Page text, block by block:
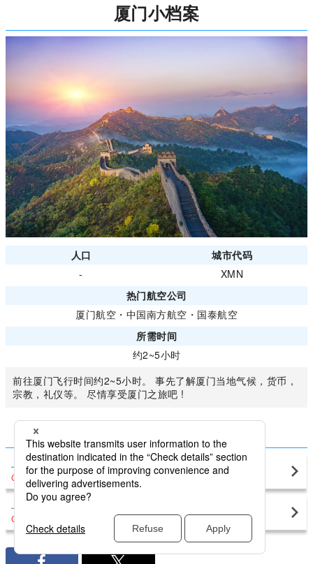
厦门小档案
人口
城市代码
-
XMN
热门航空公司
厦门航空 ・ 中国南方航空 ・ 国泰航空
所需时间
约2~5小时
前往厦门飞行时间约2~5小时。 事先了解厦门当地气候，货币，
宗教，礼仪等。 尽情享受厦门之旅吧 !
上海虹桥国际机场 厦门(XMN)
CNY841〜
上海浦东囯际机场
CNY4,234